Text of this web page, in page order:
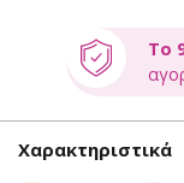
Το
Χαρακτηριστικά